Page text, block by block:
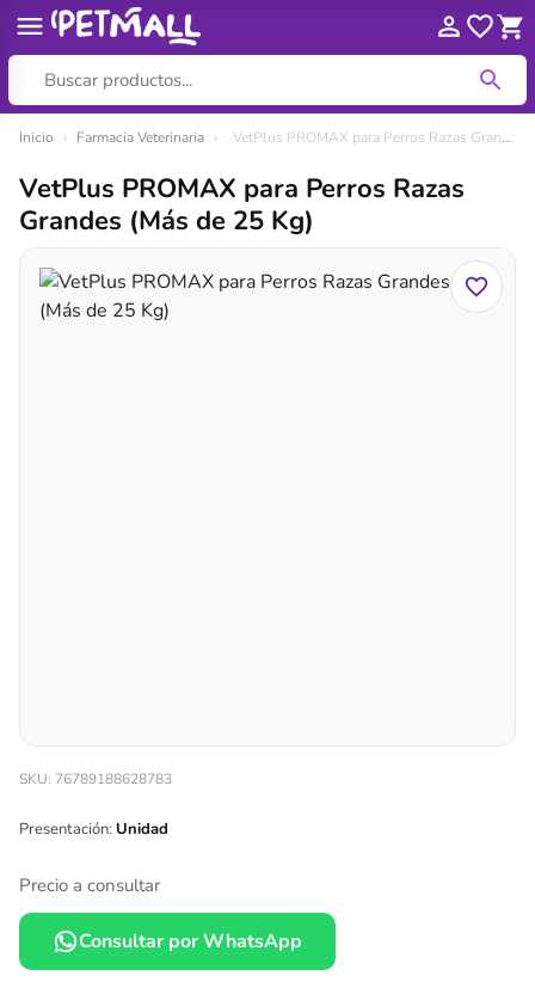
contenido
Inicio › Farmacia Veterinaria › VetPlus PROMAX para Perros Razas Grandes (Más de 25 Kg)
VetPlus PROMAX para Perros Razas
Grandes (Más de 25 Kg)
SKU: 76789188628783
Presentación: Unidad
Precio a consultar
Consultar por WhatsApp